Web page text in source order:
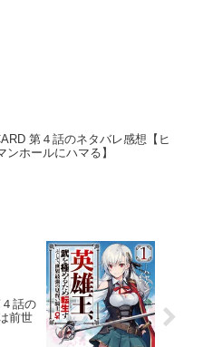
第４話のネタバレ感想【ヒ
ンホールにハマる】
話の
前世